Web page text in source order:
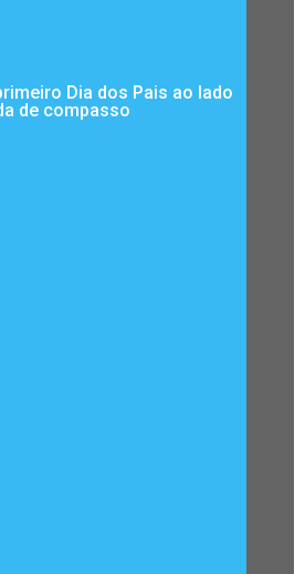
Dia dos Pais ao lado
de compasso